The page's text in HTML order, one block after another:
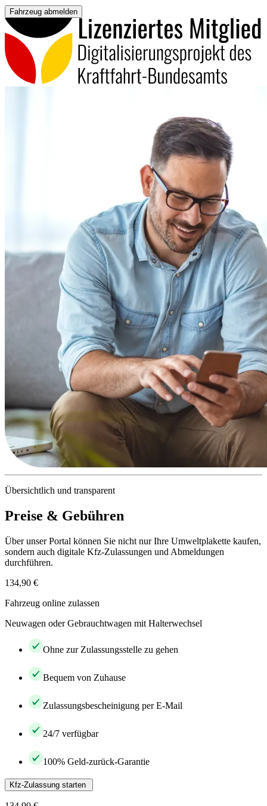
Fahrzeug abmelden
Übersichtlich und transparent
Preise & Gebühren
Über unser Portal können Sie nicht nur Ihre Umweltplakette kaufen,
sondern auch digitale Kfz-Zulassungen und Abmeldungen
durchführen.
134,90 €
Fahrzeug online zulassen
Neuwagen oder Gebrauchtwagen mit Halterwechsel
Ohne zur Zulassungsstelle zu gehen
Bequem von Zuhause
Zulassungsbescheinigung per E-Mail
24/7 verfügbar
100% Geld-zurück-Garantie
Kfz-Zulassung starten